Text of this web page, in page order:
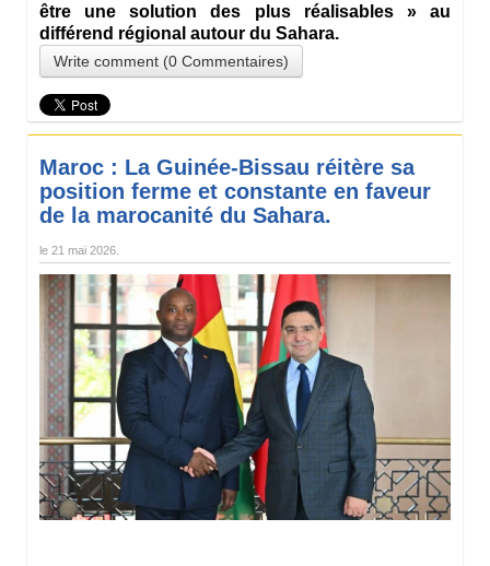
être une solution des plus réalisables » au
différend régional autour du Sahara.
Write comment (0 Commentaires)
Maroc : La Guinée-Bissau réitère sa
position ferme et constante en faveur
de la marocanité du Sahara.
le 21 mai 2026